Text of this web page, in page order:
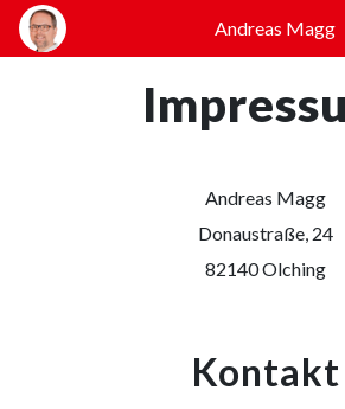
Andreas Magg
Andreas Magg
Donaustraße, 24
82140 Olching
Kontakt